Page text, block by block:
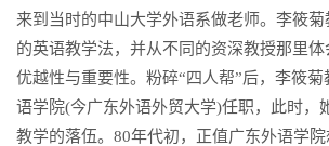
来到当时的中山大学外语系做老师。李筱
的英语教学法，并从不同的资深教授那里
优越性与重要性。粉碎“四人帮”后，李筱
语学院(今广东外语外贸大学)任职，此时，
教学的落伍。80年代初，正值广东外语学